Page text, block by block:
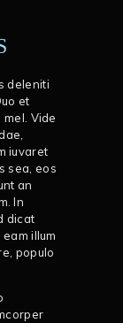
deleniti
et
Vide
iuvaret
sea, eos
an
In
dicat
illum
populo